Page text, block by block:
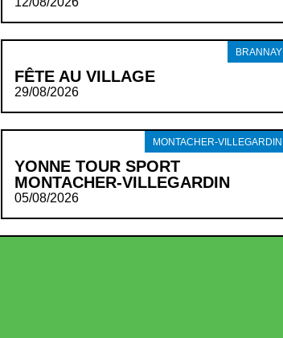
BRANNAY
FÊTE AU VILLAGE
29/08/2026
MONTACHER-VILLEGARDIN
YONNE TOUR SPORT
MONTACHER-VILLEGARDIN
05/08/2026